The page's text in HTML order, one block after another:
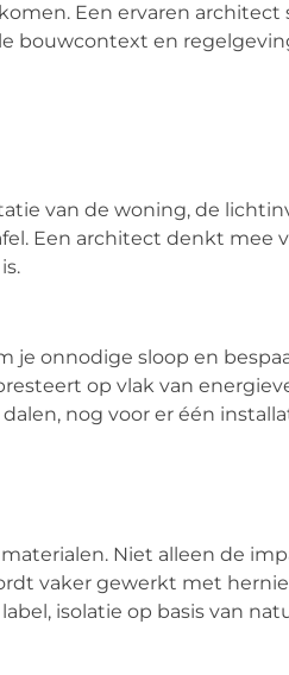
Een ervaren architect
bouwcontext en
van de woning, de
Een architect denkt mee
je onnodige sloop en
op vlak van
nog voor er één
Niet alleen de
vaker gewerkt met
isolatie op basis van